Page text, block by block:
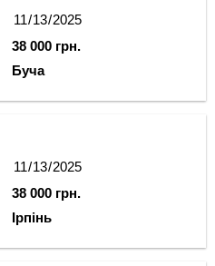
38 000 грн.
Буча
38 000 грн.
Ірпінь